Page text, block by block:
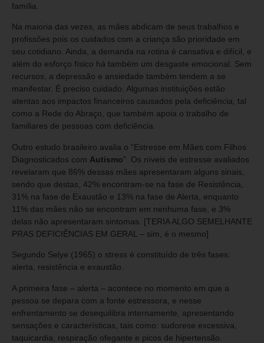
família.
Na maioria das vezes, as mães abdicam de seus trabalhos e
profissões pois os cuidados com a criança são prioridade em
seu cotidiano. Ainda, a demanda na rotina é cansativa e difícil, e
além do esforço físico há também um desgaste emocional. Sem
recursos, a depressão e ansiedade também tendem a se
manifestar. É preciso cuidado. Algumas instituições estão
atentas aos impactos financeiros causados pela deficiência, tal
como a Rede do Abraço, que também apoia o trabalho de
familiares de pessoas com deficiência.
Outro estudo brasileiro avalia o “Estresse em Mães com Filhos
Diagnosticados com Autismo” Os níveis de estresse avaliados
revelaram que 86% dessas mães apresentaram alguns sinais,
sendo que destas, 42% encontram-se na fase de Resistência,
31% na fase de Exaustão e 13% na fase de Alerta, enquanto
11% das mães não se encontram em nenhuma fase, e 3%
delas não apresentaram sintomas. [TERIA ALGO SEMELHANTE
PRAS DEFICIÊNCIAS EM GERAL – sim, é o mesmo]
Segundo Selye (1965) o stress é constituído de três fases:
alerta, resistência e exaustão.
A primeira fase – alerta – acontece no momento em que a
pessoa se depara com a fonte estressora, e nesse
enfrentamento se desequilibra internamente, apresentando
sensações e características, tais como: sudorese excessiva,
taquicardia, respiração ofegante e picos de hipertensão.